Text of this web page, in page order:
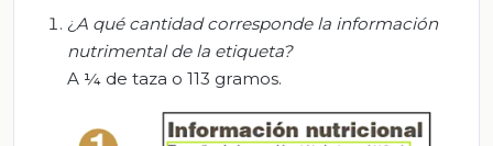
¿A qué cantidad corresponde la información
nutrimental de la etiqueta?
A ¼ de taza o 113 gramos.